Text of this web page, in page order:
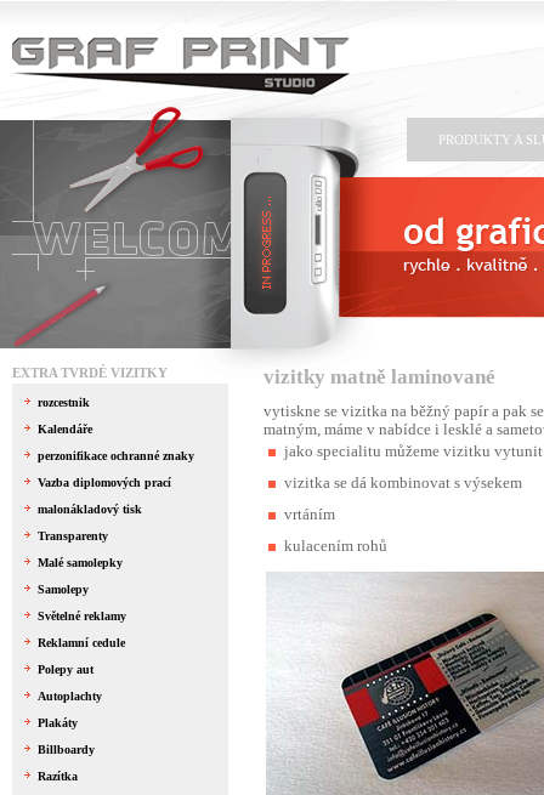
PRODUKTY A
vizitky matně laminované
vytiskne se vizitka na běžný papír a pak
matným, máme v nabídce i lesklé a
jako specialitu můžeme vizitku
vizitka se dá kombinovat s výsekem
vrtáním
kulacením rohů
EXTRA TVRDÉ VIZITKY
rozcestnik
Kalendáře
perzonifikace ochranné znaky
Vazba diplomových prací
malonákladový tisk
Transparenty
Malé samolepky
Samolepy
Světelné reklamy
Reklamní cedule
Polepy aut
Autoplachty
Plakáty
Billboardy
Razítka